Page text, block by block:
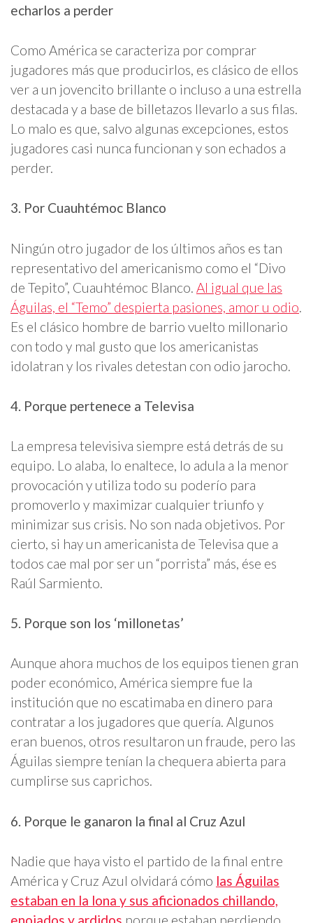
echarlos a perder
Como América se caracteriza por comprar
jugadores más que producirlos, es clásico de ellos
ver a un jovencito brillante o incluso a una estrella
destacada y a base de billetazos llevarlo a sus filas.
Lo malo es que, salvo algunas excepciones, estos
jugadores casi nunca funcionan y son echados a
perder.
3. Por Cuauhtémoc Blanco
Ningún otro jugador de los últimos años es tan
representativo del americanismo como el “Divo
de Tepito”, Cuauhtémoc Blanco. Al igual que las
Águilas, el “Temo” despierta pasiones, amor u odio.
Es el clásico hombre de barrio vuelto millonario
con todo y mal gusto que los americanistas
idolatran y los rivales detestan con odio jarocho.
4. Porque pertenece a Televisa
La empresa televisiva siempre está detrás de su
equipo. Lo alaba, lo enaltece, lo adula a la menor
provocación y utiliza todo su poderío para
promoverlo y maximizar cualquier triunfo y
minimizar sus crisis. No son nada objetivos. Por
cierto, si hay un americanista de Televisa que a
todos cae mal por ser un “porrista” más, ése es
Raúl Sarmiento.
5. Porque son los ‘millonetas’
Aunque ahora muchos de los equipos tienen gran
poder económico, América siempre fue la
institución que no escatimaba en dinero para
contratar a los jugadores que quería. Algunos
eran buenos, otros resultaron un fraude, pero las
Águilas siempre tenían la chequera abierta para
cumplirse sus caprichos.
6. Porque le ganaron la final al Cruz Azul
Nadie que haya visto el partido de la final entre
América y Cruz Azul olvidará cómo las Águilas
estaban en la lona y sus aficionados chillando,
enojados y ardidos porque estaban perdiendo